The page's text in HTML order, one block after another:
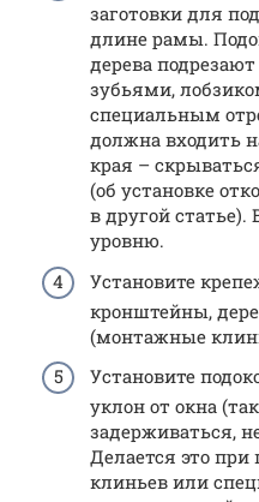
заготовки для
длине рамы.
дерева
зубьями,
специальным
должна входить
края –
(об установке
в другой
уровню.
Установите
кронштейны,
(монтажные
Установите
уклон от окна
задерживаться,
Делается это
клиньев или